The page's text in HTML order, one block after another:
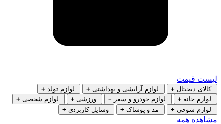
لیست قیمت
کالای دیجیتال + لوازم آرایشی و بهداشتی + لوازم تولد +
لوازم خانه + لوازم خودرو و سفر + ورزشی + لوازم شخصی +
لوازم شوخی + مد و پوشاک + وسایل کاربردی +
مشاهده همه